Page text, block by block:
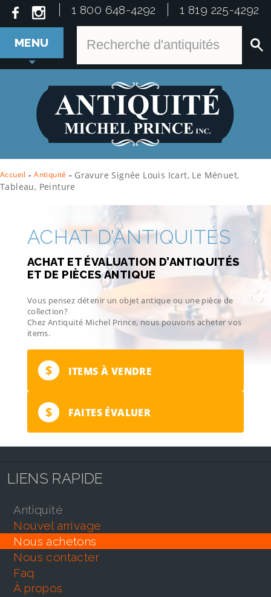
1 800 648-4292 1 819 225-4292
MENU
Accueil - Antiquité - Gravure Signée Louis Icart, Le Ménuet,
Tableau, Peinture
ACHAT D’ANTIQUITÉS
ACHAT ET ÉVALUATION D’ANTIQUITÉS
ET DE PIÈCES ANTIQUE
Vous pensez détenir un objet antique ou une pièce de
collection?
Chez Antiquité Michel Prince, nous pouvons acheter vos
items.
$ ITEMS À VENDRE
$ FAITES ÉVALUER
LIENS RAPIDE
antiquité
nouvel arrivage
nous achetons
nous contacter
faq
À propos